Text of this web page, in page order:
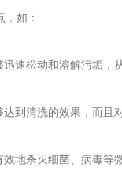
如：
松动和溶解污垢，从
清洗的效果，而且对
杀灭细菌、病毒等微